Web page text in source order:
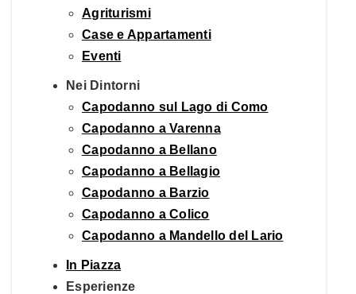
Agriturismi
Case e Appartamenti
Eventi
Nei Dintorni
Capodanno sul Lago di Como
Capodanno a Varenna
Capodanno a Bellano
Capodanno a Bellagio
Capodanno a Barzio
Capodanno a Colico
Capodanno a Mandello del Lario
In Piazza
Esperienze